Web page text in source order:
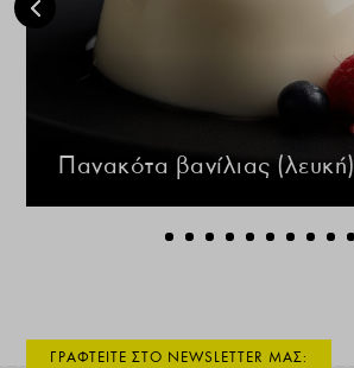
Πανακότα βανίλιας (λευκή)
ΓΡΑΦΤΕΙΤΕ ΣΤΟ NEWSLETTER ΜΑΣ: